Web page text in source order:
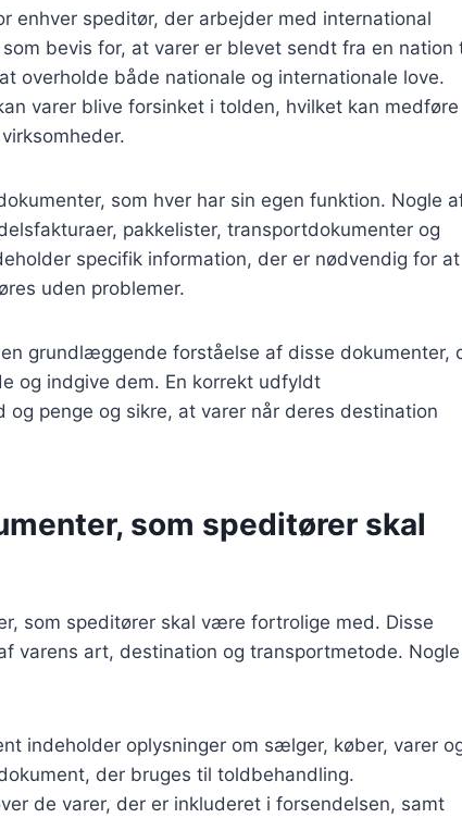
enhver speditør, der arbejder med international
bevis for, at varer er blevet sendt fra en nation
overholde både nationale og internationale love.
varer blive forsinket i tolden, hvilket kan medføre
som hver har sin egen funktion. Nogle
pakkelister, transportdokumenter og
specifik information, der er nødvendig for at
uden problemer.
grundlæggende forståelse af disse dokumenter,
og indgive dem. En korrekt udfyldt
penge og sikre, at varer når deres destination
som speditører skal
som speditører skal være fortrolige med. Disse
varens art, destination og transportmetode.
indeholder oplysninger om sælger, køber, varer
der bruges til toldbehandling.
de varer, der er inkluderet i forsendelsen, samt